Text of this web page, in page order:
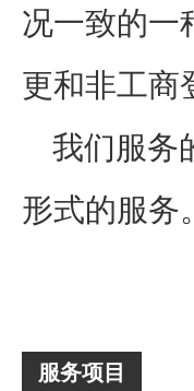
况一致的一
更和非工商
我们服务
形式的服务。
服务项目